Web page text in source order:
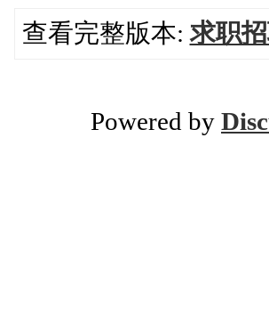
查看完整版本:求职
Powered by